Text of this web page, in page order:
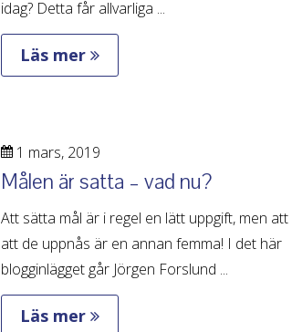
idag? Detta får allvarliga ...
Läs mer
1 mars, 2019
Målen är satta – vad nu?
Att sätta mål är i regel en lätt uppgift, men att
att de uppnås är en annan femma! I det här
blogginlägget går Jörgen Forslund ...
Läs mer